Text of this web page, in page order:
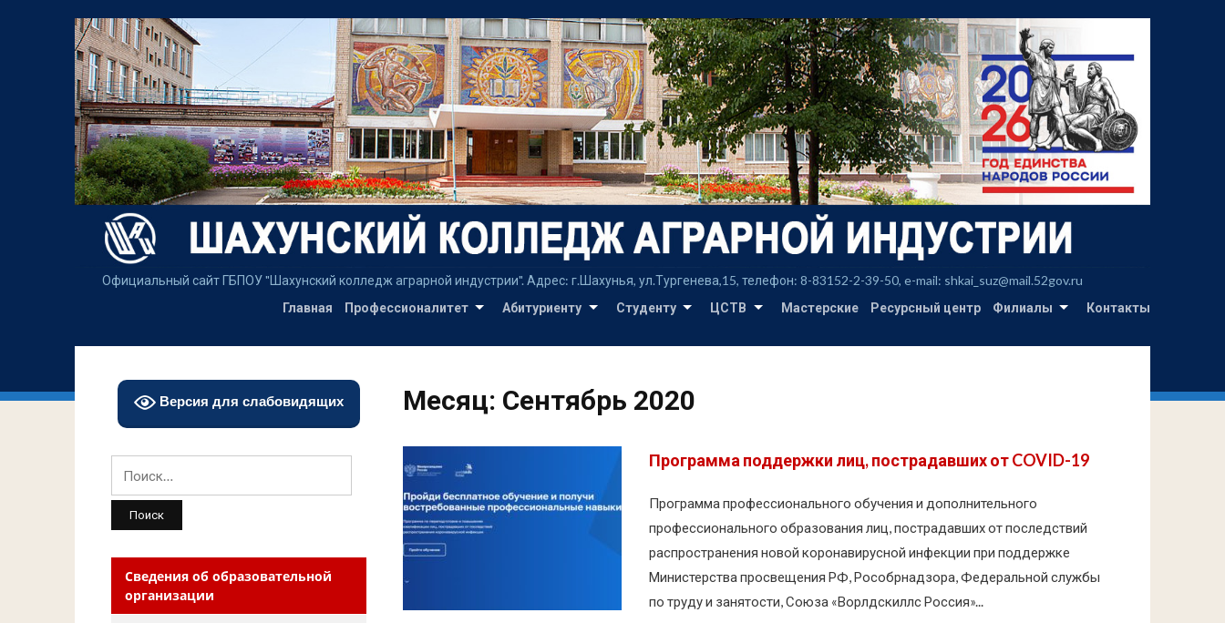
к
содержимому
Официальный сайт ГБПОУ "Шахунский колледж аграрной индустрии". Адрес: г.Шахунья, ул.Тургенева,15, телефон: 8-83152-2-39-50, e-mail: shkai_suz@mail.52gov.ru
Главная
Профессионалитет Абитуриенту Студенту ЦСТВ Мастерские Ресурсный центр Филиалы Контакты
Месяц: Сентябрь 2020
Программа поддержки лиц, пострадавших от COVID-19
Программа профессионального обучения и дополнительного
профессионального образования лиц, пострадавших от последствий
распространения новой коронавирусной инфекции при поддержке
Министерства просвещения РФ, Рособрнадзора, Федеральной службы
по труду и занятости, Союза «Ворлдскиллс Россия»...
Версия для слабовидящих
Сведения об образовательной
организации